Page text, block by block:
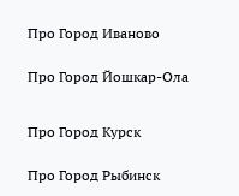
Про Город Иваново
Про Город Йошкар-Ола
Про Город Курск
Про Город Рыбинск